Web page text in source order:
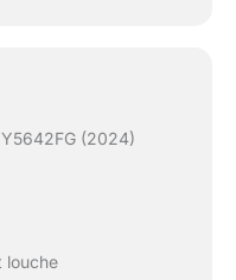
(2024)
louche